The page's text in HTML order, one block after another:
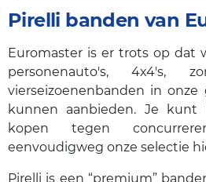
Pirelli banden van
Euromaster is er trots op dat
personenauto's, 4x4's,
vierseizoenenbanden in onze
kunnen aanbieden. Je kunt
kopen tegen
eenvoudigweg onze selectie
Pirelli is een “premium”